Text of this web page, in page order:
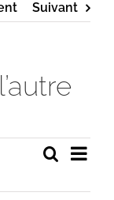
Suivant
Recherche
vues
Liste